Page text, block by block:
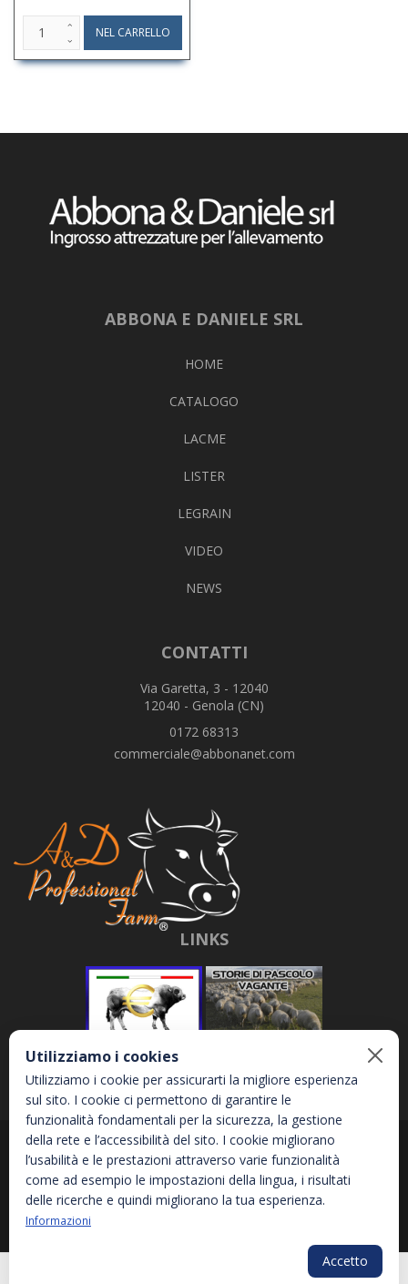
ABBONA E DANIELE SRL
HOME
CATALOGO
LACME
LISTER
LEGRAIN
VIDEO
NEWS
CONTATTI
Via Garetta, 3 - 12040
12040 - Genola (CN)
0172 68313
commerciale@abbonanet.com
LINKS
Abbona e Daniele S.r.l. - Via Garetta, 3 - 12040 - Genola (CN) - P.IVA
02810870044
Privacy Policy
Utilizziamo i cookies
Utilizziamo i cookie per assicurarti la migliore esperienza
sul sito. I cookie ci permettono di garantire le
funzionalità fondamentali per la sicurezza, la gestione
della rete e l’accessibilità del sito. I cookie migliorano
l’usabilità e le prestazioni attraverso varie funzionalità
come ad esempio le impostazioni della lingua, i risultati
delle ricerche e quindi migliorano la tua esperienza.
Informazioni
Accetto